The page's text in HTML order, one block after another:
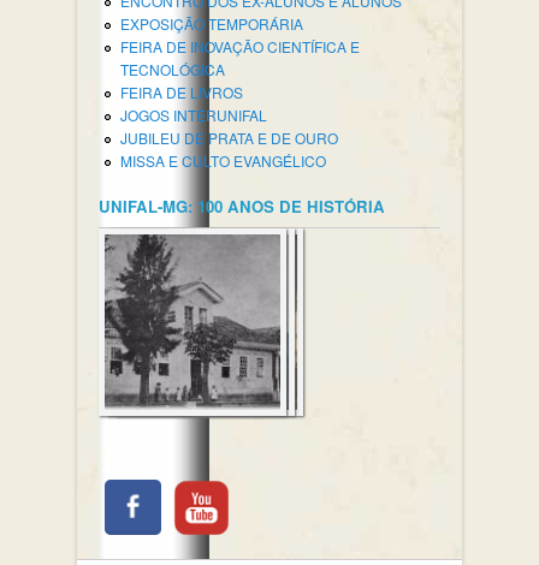
EXPOSIÇÃO TEMPORÁRIA
FEIRA DE INOVAÇÃO CIENTÍFICA E
TECNOLÓGICA
FEIRA DE LIVROS
JOGOS INTERUNIFAL
JUBILEU DE PRATA E DE OURO
MISSA E CULTO EVANGÉLICO
UNIFAL-MG: 100 ANOS DE HISTÓRIA